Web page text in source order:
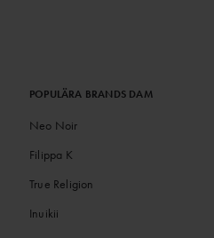
POPULÄRA BRANDS DAM
Neo Noir
Filippa K
True Religion
Inuikii